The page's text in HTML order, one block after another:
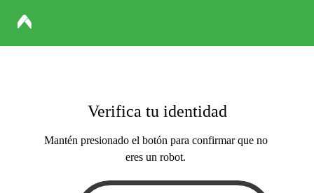
Verifica tu identidad
Mantén presionado el botón para confirmar que no
eres un robot.